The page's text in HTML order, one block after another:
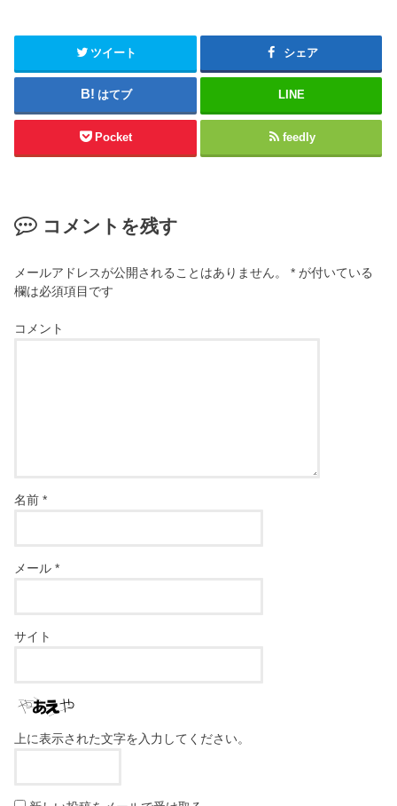
ツイート シェア
はてブ LINE
Pocket feedly
コメントを残す
メールアドレスが公開されることはありません。 * が付いている
欄は必須項目です
コメント
名前*
メール*
サイト
上に表示された文字を入力してください。